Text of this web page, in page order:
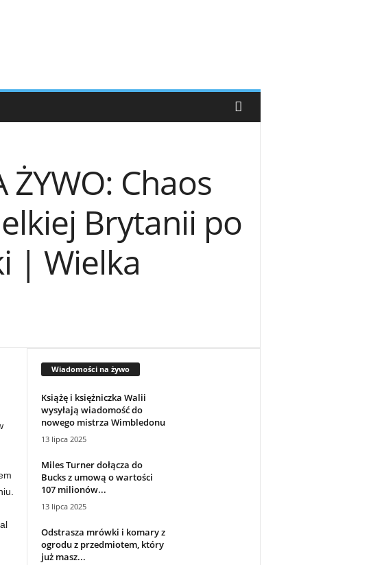
Chaos
Brytanii po
| Wielka
Wiadomości na żywo
Książę i księżniczka Walii
wysyłają wiadomość do
nowego mistrza Wimbledonu
13 lipca 2025
Miles Turner dołącza do
Bucks z umową o wartości
107 milionów...
13 lipca 2025
Odstrasza mrówki i komary z
ogrodu z przedmiotem, który
już masz...